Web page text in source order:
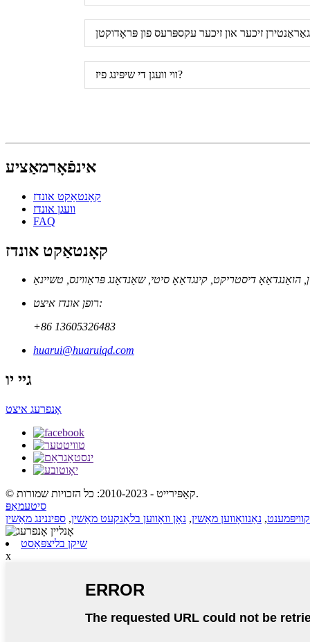
ווי וועגן די שיפּינג פיז?
אינפֿאָרמאַציע
קאָנטאַקט אונדז
וועגן אונדז
FAQ
קאָנטאַקט אונדז
הואַנגדאַאָ דיסטריקט, קינגדאַאָ סיטי, שאַנדאָנג פּראַווינס, טשיינאַ
רופן אונדז איצט:
+86 13605326483
huarui@huaruiqd.com
גיי יו
אָנפרעג איצט
© קאַפּירייט - 2010-2023: כל הזכויות שמורות.
סיטעמאַפּ
, נאַנוואָווען מאַשין, נאָן וואָווען בלאַנקעט מאַשין, ספּיננינג מאַשין
שיקן בליצפּאָסט
x